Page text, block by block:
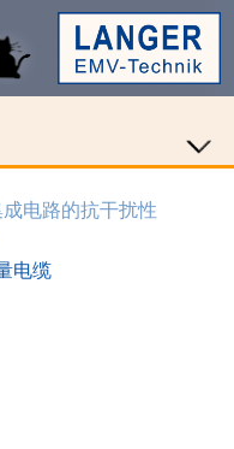
成电路的抗干扰性
电缆